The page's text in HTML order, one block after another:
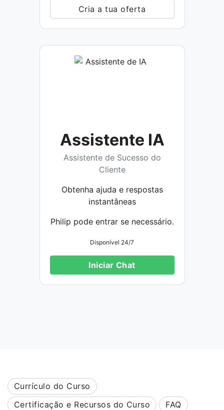
Cria a tua oferta
Assistente IA
Assistente de Sucesso do
Cliente
Obtenha ajuda e respostas
instantâneas
Philip pode entrar se necessário.
Disponível 24/7
Iniciar Chat
Currículo do Curso
Certificação e Recursos do Curso
FAQ